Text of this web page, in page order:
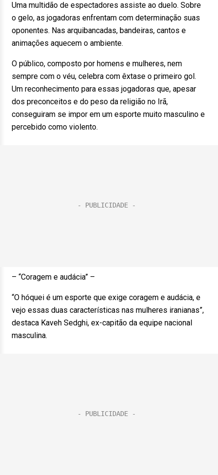
Uma multidão de espectadores assiste ao duelo. Sobre
o gelo, as jogadoras enfrentam com determinação suas
oponentes. Nas arquibancadas, bandeiras, cantos e
animações aquecem o ambiente.
O público, composto por homens e mulheres, nem
sempre com o véu, celebra com êxtase o primeiro gol.
Um reconhecimento para essas jogadoras que, apesar
dos preconceitos e do peso da religião no Irã,
conseguiram se impor em um esporte muito masculino e
percebido como violento.
– “Coragem e audácia” –
“O hóquei é um esporte que exige coragem e audácia, e
vejo essas duas características nas mulheres iranianas”,
destaca Kaveh Sedghi, ex-capitão da equipe nacional
masculina.